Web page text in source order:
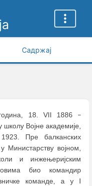
Садржај
18. VII 1886 –
Војне академије,
Пре балканских
Министарству војном,
и инжењеријским
био командир
команде, а у I